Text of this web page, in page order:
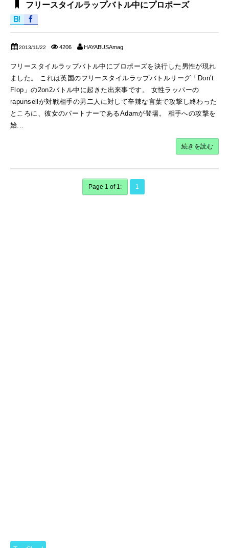
フリースタイルラップバトル中にプロポーズ
2013/11/22 4206 HAYABUSAmag
フリースタイルラップバトル中にプロポーズを決行した男性が現れ
ました。 これは英国のフリースタイルラップバトルリーグ「Don’t
Flop」の2on2バトル中に起きた出来事です。 女性ラッパーの
rapunsellが対戦相手の男二人に対して辛辣な言葉で攻撃し終わった
ところに、彼女のパートナーであるAdamが登場。 相手への攻撃を
始...
続きを読む
Page 1 of 1: 1